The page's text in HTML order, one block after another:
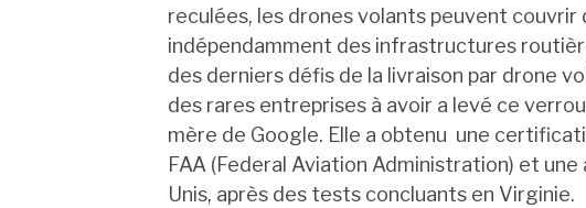
reculées, les drones volants peuvent couvrir
indépendamment des infrastructures
des derniers défis de la livraison par drone
des rares entreprises à avoir a levé ce
mère de Google. Elle a obtenu une
FAA (Federal Aviation Administration) et
Unis, après des tests concluants en Virginie.